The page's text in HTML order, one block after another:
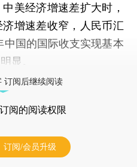
美经济增速差扩大时，
增速差收窄，人民币汇
国的国际收支实现基本
显。
订阅后继续阅读
阅的阅读权限
订阅/会员升级